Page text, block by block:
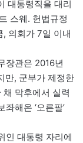
대통령직을 대리
스웨. 헌법규정
의회가 7일 이내
장관은 2016년
만, 군부가 제정한
막후에서 실력
해온 ‘오른팔’
인 대통령 자리에